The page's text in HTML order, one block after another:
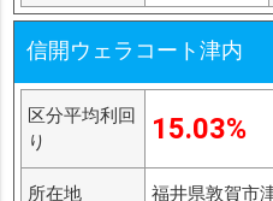
信開ウェラコート津内
区分平均利回
り
15.03%
所在地 福井県敦賀市